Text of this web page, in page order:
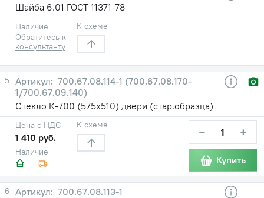
Шайба 6.01 ГОСТ 11371-78
Наличие
Обратитесь к
консультанту
К схеме
5
700.67.08.114-1 (700.67.08.170-
1/700.67.09.140)
Стекло К-700 (575х510) двери (стар.образца)
Наличие
Цена с НДС
1 410 руб.
К схеме − +
Купить
6
700.67.08.113-1